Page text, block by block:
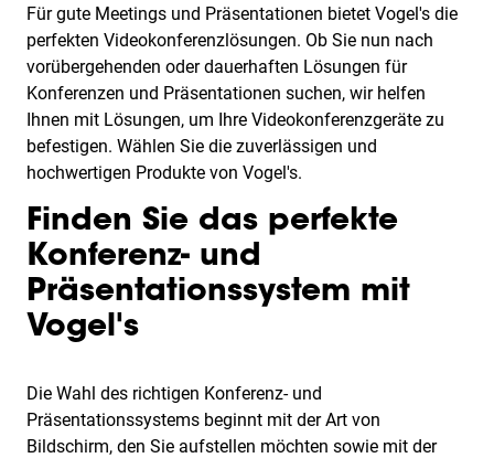
Für gute Meetings und Präsentationen bietet Vogel's die
perfekten Videokonferenzlösungen. Ob Sie nun nach
vorübergehenden oder dauerhaften Lösungen für
Konferenzen und Präsentationen suchen, wir helfen
Ihnen mit Lösungen, um Ihre Videokonferenzgeräte zu
befestigen. Wählen Sie die zuverlässigen und
hochwertigen Produkte von Vogel's.
Finden Sie das perfekte
Konferenz- und
Präsentationssystem mit
Vogel's
Die Wahl des richtigen Konferenz- und
Präsentationssystems beginnt mit der Art von
Bildschirm, den Sie aufstellen möchten sowie mit der